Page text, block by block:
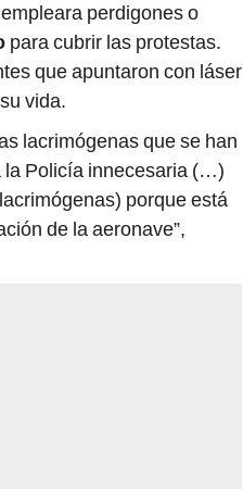
perdigones o
para cubrir las protestas.
que apuntaron con láser
vida.
lacrimógenas que se han
la Policía innecesaria (…)
porque está
de la aeronave”,